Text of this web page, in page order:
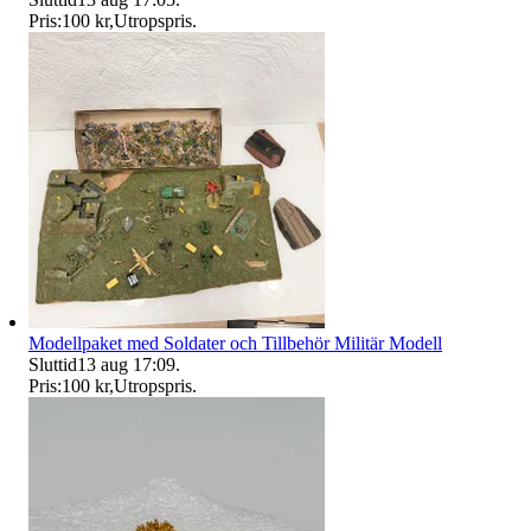
Pris:100 kr,Utropspris.
Modellpaket med Soldater och Tillbehör Militär Modell
Sluttid13 aug 17:09.
Pris:100 kr,Utropspris.